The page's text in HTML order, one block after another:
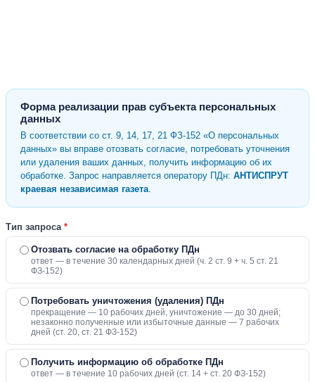
Форма реализации прав субъекта персональных
данных
В соответствии со ст. 9, 14, 17, 21 ФЗ-152 «О персональных
данных» вы вправе отозвать согласие, потребовать уточнения
или удаления ваших данных, получить информацию об их
обработке. Запрос направляется оператору ПДн: АНТИСПРУТ
краевая независимая газета.
Тип запроса *
Отозвать согласие на обработку ПДн
ответ — в течение 30 календарных дней (ч. 2 ст. 9 + ч. 5 ст. 21
ФЗ-152)
Потребовать уничтожения (удаления) ПДн
прекращение — 10 рабочих дней, уничтожение — до 30 дней;
незаконно полученные или избыточные данные — 7 рабочих
дней (ст. 20, ст. 21 ФЗ-152)
Получить информацию об обработке ПДн
ответ — в течение 10 рабочих дней (ст. 14 + ст. 20 ФЗ-152)